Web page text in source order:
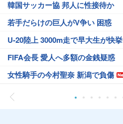
韓国サッカー協 邦人に性接待か
若手だらけの巨人がV争い 困惑
U-20陸上 3000m走で早大生が快挙
FIFA会長 愛人へ多額の金銭疑惑
女性騎手の今村聖奈 新潟で負傷